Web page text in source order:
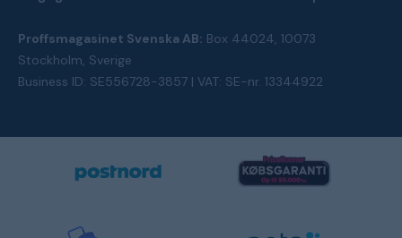
Proffsmagasinet Svenska AB: Box 44024, 10073
Stockholm, Sverige
Business ID: SE556728-3857 | VAT: SE-nr. 13344922